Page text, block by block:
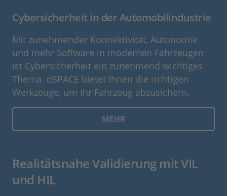
Cybersicherheit in der Automobilindustrie
Mit zunehmender Konnektivität, Autonomie
und mehr Software in modernen Fahrzeugen
ist Cybersicherheit ein zunehmend wichtiges
Thema. dSPACE bietet Ihnen die richtigen
Werkzeuge, um Ihr Fahrzeug abzusichern.
MEHR
Realitätsnahe Validierung mit VIL
und HIL